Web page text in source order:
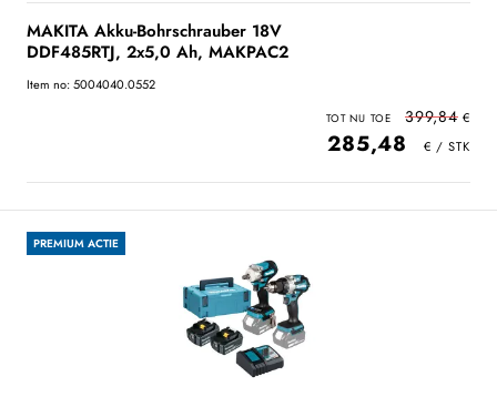
MAKITA Akku-Bohrschrauber 18V
DDF485RTJ, 2x5,0 Ah, MAKPAC2
Item no: 5004040.0552
399,84
285,48
PREMIUM ACTIE